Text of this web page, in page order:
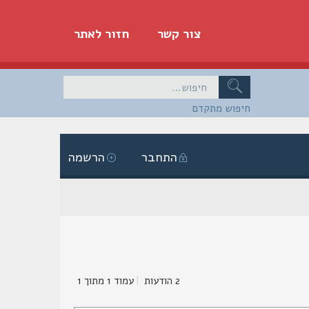
חזור לאתר צור קשר
חיפוש מתקדם
הרשמה התחבר
2 הודעות | עמוד 1 מתוך 1